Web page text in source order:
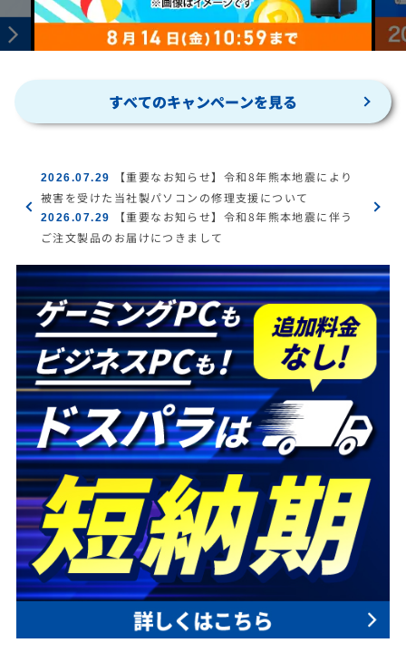
すべてのキャンペーンを見る
2026.07.29
【重要なお知らせ】令和8年熊本地震により
被害を受けた当社製パソコンの修理支援について
2026.07.29
【重要なお知らせ】令和8年熊本地震に伴う
ご注文製品のお届けにつきまして